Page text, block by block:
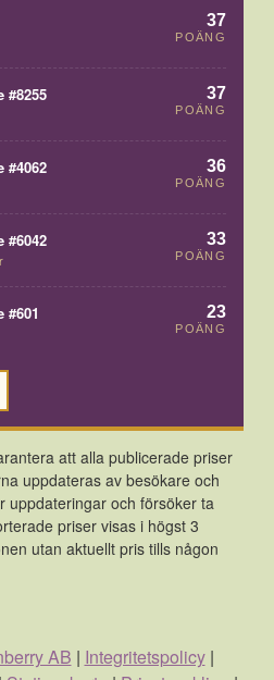
37
POÄNG
#8255 37
POÄNG
#4062 36
POÄNG
#6042 33
POÄNG
#601 23
POÄNG
att alla publicerade priser
uppdateras av besökare och
uppdateringar och försöker ta
priser visas i högst 3
utan aktuellt pris tills någon
AB | Integritetspolicy|